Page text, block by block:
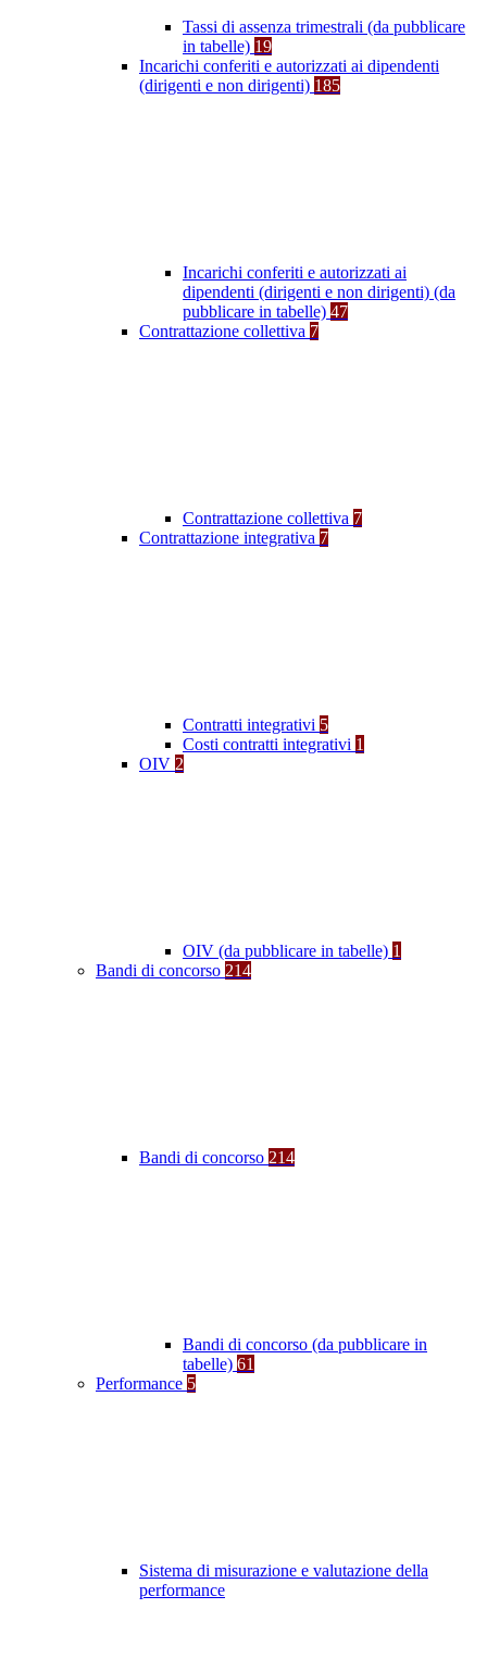
Tassi di assenza trimestrali (da pubblicare
in tabelle) 19
Incarichi conferiti e autorizzati ai dipendenti
(dirigenti e non dirigenti) 185
Incarichi conferiti e autorizzati ai
dipendenti (dirigenti e non dirigenti) (da
pubblicare in tabelle) 47
Contrattazione collettiva 7
Contrattazione collettiva 7
Contrattazione integrativa 7
Contratti integrativi 5
Costi contratti integrativi 1
OIV 2
OIV (da pubblicare in tabelle) 1
Bandi di concorso 214
Bandi di concorso 214
Bandi di concorso (da pubblicare in
tabelle) 61
Performance 5
Sistema di misurazione e valutazione della
performance